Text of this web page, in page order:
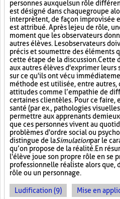
personnes auxquels un rôle
est désigné dans chaque groupe
interprètent, de façon improvisée
est attribué. Après le jeu de rôle,
moment que les observateurs
autres élèves. Les observateurs
précis et soumettre des éléments
cette étape de la discussion.
aux autres élèves d'exprimer
sur ce qu'ils ont vécu
méthode est utilisée, entre autres,
attitudes comme l’empathie de
certaines clientèles. Pour ce faire,
santé (par ex., pathologies
permettre aux apprenants de
que ces personnes vivent au
problèmes d'ordre social ou
distingue de laSimulationpar le
qu’on propose de la réalité. En
l'élève joue son propre rôle en se
professionnelle réaliste alors que,
rôle ou un personnage.
Ludification (9) Mise en